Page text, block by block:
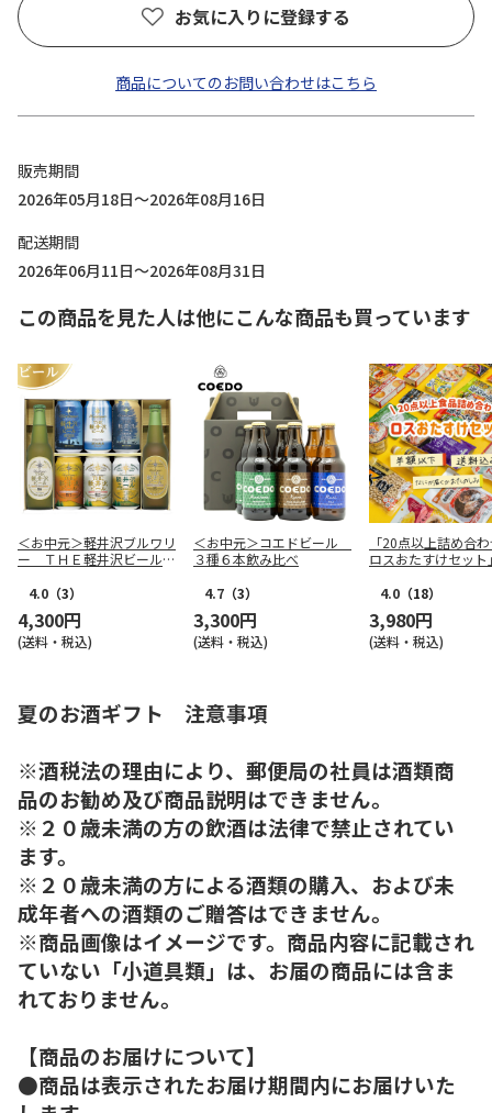
お気に入りに登録する
商品についてのお問い合わせはこちら
販売期間
2026年05月18日～2026年08月16日
配送期間
2026年06月11日～2026年08月31日
この商品を見た人は他にこんな商品も買っています
＜お中元＞軽井沢ブルワリ
ー ＴＨＥ軽井沢ビールセ
4.0 （3）
4,300円
(送料・税込)
＜お中元＞コエドビール
３種６本飲み比べ
4.7 （3）
3,300円
(送料・税込)
「20点以上詰め合
ロスおたすけセット
4.0 （18）
3,980円
(送料・税込)
夏のお酒ギフト 注意事項
※酒税法の理由により、郵便局の社員は酒類商
品のお勧め及び商品説明はできません。
※２０歳未満の方の飲酒は法律で禁止されてい
ます。
※２０歳未満の方による酒類の購入、および未
成年者への酒類のご贈答はできません。
※商品画像はイメージです。商品内容に記載され
ていない「小道具類」は、お届の商品には含ま
れておりません。
【商品のお届けについて】
●商品は表示されたお届け期間内にお届けいた